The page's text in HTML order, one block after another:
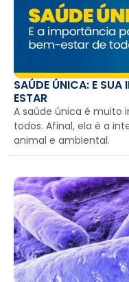
SAÚDE ÚNICA: E
ESTAR
A saúde única é muito
todos. Afinal, ela é a
animal e ambiental.